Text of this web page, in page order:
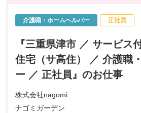
介護職・ホームヘルパー 正社員
『三重県津市 ／ サービス
住宅（サ高住） ／ 介護職
ー ／ 正社員』のお仕事
株式会社nagomi
ナゴミガーデン